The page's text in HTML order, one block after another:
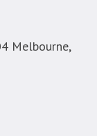
Melbourne,